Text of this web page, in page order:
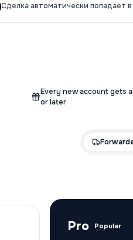
Сделка автоматически попадает
Every new account gets
or later
Pro Popular